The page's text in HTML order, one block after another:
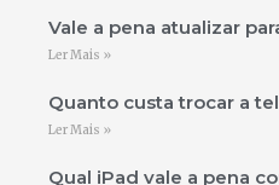
Vale a pena atualizar
Ler Mais »
Quanto custa trocar a
Ler Mais »
Qual iPad vale a pena